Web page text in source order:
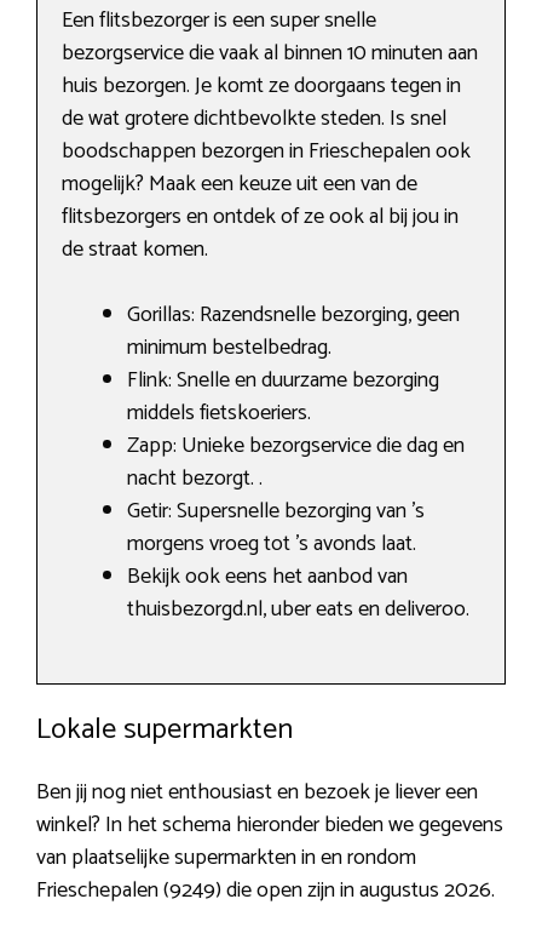
Een flitsbezorger is een super snelle
bezorgservice die vaak al binnen 10 minuten aan
huis bezorgen. Je komt ze doorgaans tegen in
de wat grotere dichtbevolkte steden. Is snel
boodschappen bezorgen in Frieschepalen ook
mogelijk? Maak een keuze uit een van de
flitsbezorgers en ontdek of ze ook al bij jou in
de straat komen.
Gorillas: Razendsnelle bezorging, geen
minimum bestelbedrag.
Flink: Snelle en duurzame bezorging
middels fietskoeriers.
Zapp: Unieke bezorgservice die dag en
nacht bezorgt. .
Getir: Supersnelle bezorging van ’s
morgens vroeg tot ’s avonds laat.
Bekijk ook eens het aanbod van
thuisbezorgd.nl, uber eats en deliveroo.
Lokale supermarkten
Ben jij nog niet enthousiast en bezoek je liever een
winkel? In het schema hieronder bieden we gegevens
van plaatselijke supermarkten in en rondom
Frieschepalen (9249) die open zijn in augustus 2026.